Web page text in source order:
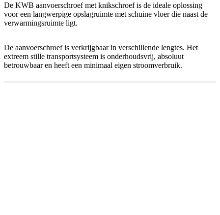
De KWB aanvoerschroef met knikschroef is de ideale oplossing
voor een langwerpige opslagruimte met schuine vloer die naast de
verwarmingsruimte ligt.
De aanvoerschroef is verkrijgbaar in verschillende lengtes. Het
extreem stille transportsysteem is onderhoudsvrij, absoluut
betrouwbaar en heeft een minimaal eigen stroomverbruik.